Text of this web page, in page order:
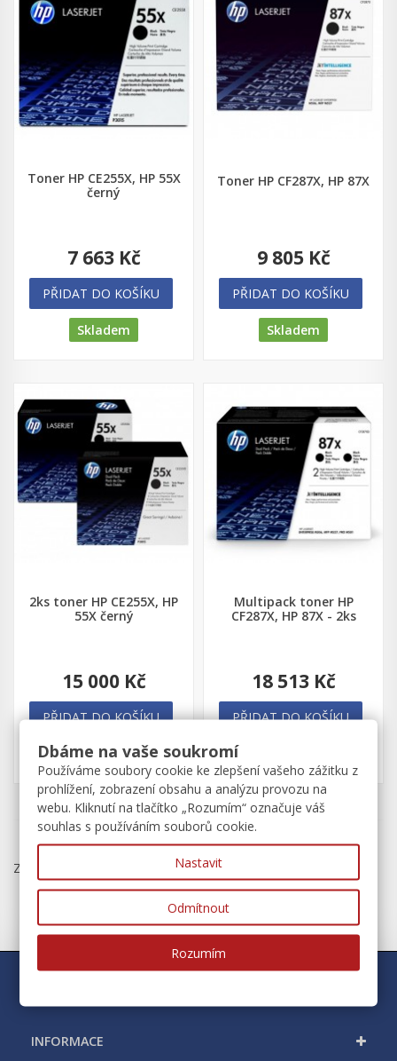
Toner HP CE255X, HP 55X
černý
7 663 Kč
PŘIDAT DO KOŠÍKU
Skladem
Toner HP CF287X, HP 87X
9 805 Kč
PŘIDAT DO KOŠÍKU
Skladem
2ks toner HP CE255X, HP
55X černý
15 000 Kč
PŘIDAT DO KOŠÍKU
Na cestě
Multipack toner HP
CF287X, HP 87X - 2ks
18 513 Kč
PŘIDAT DO KOŠÍKU
Zobrazeno 1 – 12 z 12 položek
INFORMACE
Dbáme na vaše soukromí
Používáme soubory cookie ke zlepšení vašeho zážitku z
prohlížení, zobrazení obsahu a analýzu provozu na
webu. Kliknutí na tlačítko „Rozumím“ označuje váš
souhlas s používáním souborů cookie.
Nastavit
Odmítnout
Rozumím